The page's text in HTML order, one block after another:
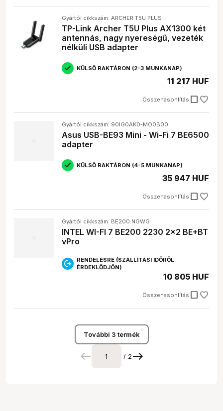
Gyártói cikkszám: ARCHER T5U PLUS
TP-Link Archer T5U Plus AX1300 két
antennás, nagy nyereségű, vezeték
nélküli USB adapter
KÜLSŐ RAKTÁRON (2-3 MUNKANAP)
Összehasonlítás check_box_outline_blank
11 217 HUF
Gyártói cikkszám: 90IG0AK0-MO0B00
Asus USB-BE93 Mini - Wi-Fi 7 BE6500
adapter
KÜLSŐ RAKTÁRON (4-5 MUNKANAP)
Összehasonlítás check_box_outline_blank
35 947 HUF
Gyártói cikkszám: BE200.NGWG
INTEL WI-FI 7 BE200 2230 2x2 BE+BT
vPro
RENDELÉSRE (SZÁLLÍTÁSI IDŐRŐL
ÉRDEKLŐDJÖN)
Összehasonlítás check_box_outline_blank
10 805 HUF
További 3 termék
/ 2